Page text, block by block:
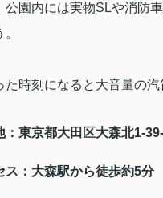
公園内には実物SLや消防
た時刻になると大音量の汽
：東京都大田区大森北1-
ス：大森駅から徒歩約5分